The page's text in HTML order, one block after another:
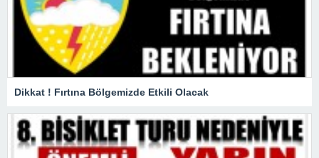
Dikkat ! Fırtına Bölgemizde Etkili Olacak